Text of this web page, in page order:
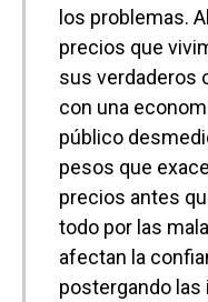
los problemas.
precios que
sus verdaderos
con una
público
pesos que
precios antes
todo por las
afectan la
postergando